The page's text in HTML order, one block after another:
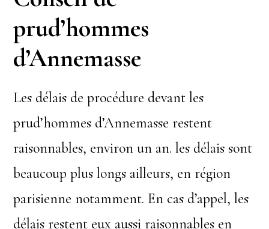
prud’hommes
d’Annemasse
Les délais de procédure devant les
prud’hommes d’Annemasse restent
raisonnables, environ un an. les délais sont
beaucoup plus longs ailleurs, en région
parisienne notamment. En cas d’appel, les
délais restent eux aussi raisonnables en